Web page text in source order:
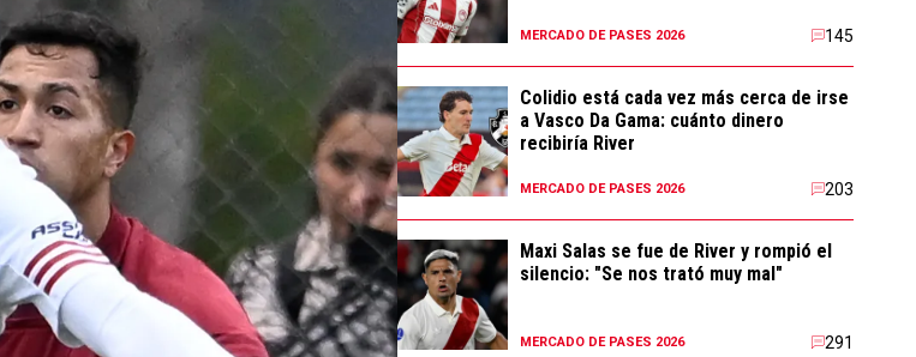
MERCADO DE PASES 2026 145
Colidio está cada vez más cerca de irse
a Vasco Da Gama: cuánto dinero
recibiría River
MERCADO DE PASES 2026 203
Maxi Salas se fue de River y rompió el
silencio: "Se nos trató muy mal"
MERCADO DE PASES 2026 291